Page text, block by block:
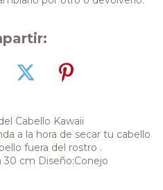
Cabello Kawaii
a la hora de secar tu cabello
fuera del rostro .
30 cm Diseño:Conejo